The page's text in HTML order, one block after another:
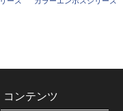
コンテンツ